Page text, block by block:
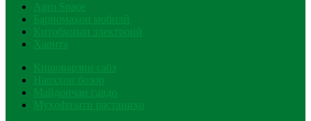
Agro Space
Барномаҳои мобилӣ
Китобхонаи электронӣ
Харита
Кишоварзии сабз
Нархҳои бозор
Майдончаи савдо
Муҳофизати растаниҳо